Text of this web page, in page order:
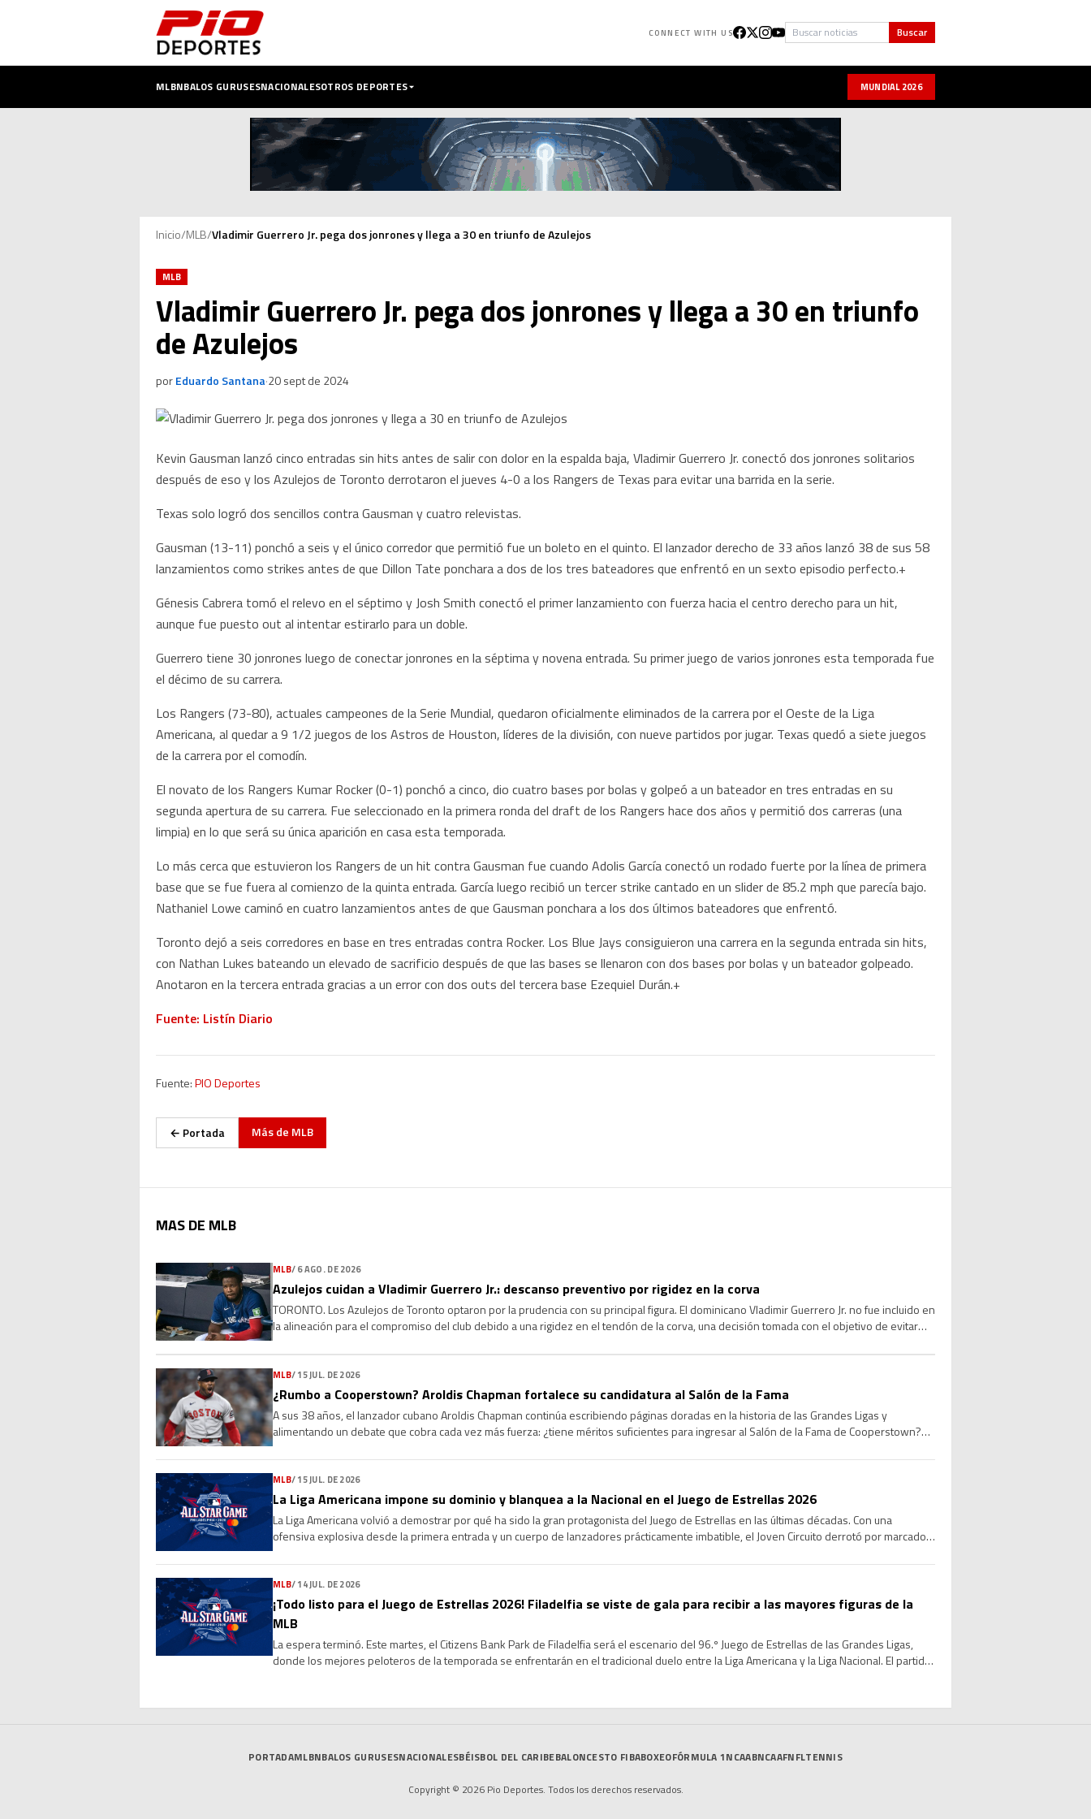
CONNECT WITH US Buscar Buscar
MLBNBALOS GURUSESNACIONALESOTROS DEPORTES MUNDIAL 2026
Inicio/MLB/Vladimir Guerrero Jr. pega dos jonrones y llega a 30 en triunfo de Azulejos
MLB
Vladimir Guerrero Jr. pega dos jonrones y llega a 30 en triunfo
de Azulejos
porEduardo Santana·20 sept de 2024
Kevin Gausman lanzó cinco entradas sin hits antes de salir con dolor en la espalda baja, Vladimir Guerrero Jr. conectó dos jonrones solitarios
después de eso y los Azulejos de Toronto derrotaron el jueves 4-0 a los Rangers de Texas para evitar una barrida en la serie.
Texas solo logró dos sencillos contra Gausman y cuatro relevistas.
Gausman (13-11) ponchó a seis y el único corredor que permitió fue un boleto en el quinto. El lanzador derecho de 33 años lanzó 38 de sus 58
lanzamientos como strikes antes de que Dillon Tate ponchara a dos de los tres bateadores que enfrentó en un sexto episodio perfecto.+
Génesis Cabrera tomó el relevo en el séptimo y Josh Smith conectó el primer lanzamiento con fuerza hacia el centro derecho para un hit,
aunque fue puesto out al intentar estirarlo para un doble.
Guerrero tiene 30 jonrones luego de conectar jonrones en la séptima y novena entrada. Su primer juego de varios jonrones esta temporada fue
el décimo de su carrera.
Los Rangers (73-80), actuales campeones de la Serie Mundial, quedaron oficialmente eliminados de la carrera por el Oeste de la Liga
Americana, al quedar a 9 1/2 juegos de los Astros de Houston, líderes de la división, con nueve partidos por jugar. Texas quedó a siete juegos
de la carrera por el comodín.
El novato de los Rangers Kumar Rocker (0-1) ponchó a cinco, dio cuatro bases por bolas y golpeó a un bateador en tres entradas en su
segunda apertura de su carrera. Fue seleccionado en la primera ronda del draft de los Rangers hace dos años y permitió dos carreras (una
limpia) en lo que será su única aparición en casa esta temporada.
Lo más cerca que estuvieron los Rangers de un hit contra Gausman fue cuando Adolis García conectó un rodado fuerte por la línea de primera
base que se fue fuera al comienzo de la quinta entrada. García luego recibió un tercer strike cantado en un slider de 85.2 mph que parecía bajo.
Nathaniel Lowe caminó en cuatro lanzamientos antes de que Gausman ponchara a los dos últimos bateadores que enfrentó.
Toronto dejó a seis corredores en base en tres entradas contra Rocker. Los Blue Jays consiguieron una carrera en la segunda entrada sin hits,
con Nathan Lukes bateando un elevado de sacrificio después de que las bases se llenaron con dos bases por bolas y un bateador golpeado.
Anotaron en la tercera entrada gracias a un error con dos outs del tercera base Ezequiel Durán.+
Fuente: Listín Diario
Fuente:PIO Deportes
← Portada Más de MLB
MAS DE MLB
MLB/6 AGO. DE 2026
Azulejos cuidan a Vladimir Guerrero Jr.: descanso preventivo por rigidez en la corva
TORONTO. Los Azulejos de Toronto optaron por la prudencia con su principal figura. El dominicano Vladimir Guerrero Jr. no fue incluido en
la alineación para el compromiso del club debido a una rigidez en el tendón de la corva, una decisión tomada con el objetivo de evitar
MLB/15 JUL. DE 2026
¿Rumbo a Cooperstown? Aroldis Chapman fortalece su candidatura al Salón de la Fama
A sus 38 años, el lanzador cubano Aroldis Chapman continúa escribiendo páginas doradas en la historia de las Grandes Ligas y
alimentando un debate que cobra cada vez más fuerza: ¿tiene méritos suficientes para ingresar al Salón de la Fama de Cooperstown?
MLB/15 JUL. DE 2026
La Liga Americana impone su dominio y blanquea a la Nacional en el Juego de Estrellas 2026
La Liga Americana volvió a demostrar por qué ha sido la gran protagonista del Juego de Estrellas en las últimas décadas. Con una
ofensiva explosiva desde la primera entrada y un cuerpo de lanzadores prácticamente imbatible, el Joven Circuito derrotó por marcador
MLB/14 JUL. DE 2026
¡Todo listo para el Juego de Estrellas 2026! Filadelfia se viste de gala para recibir a las mayores figuras de la
MLB
La espera terminó. Este martes, el Citizens Bank Park de Filadelfia será el escenario del 96.º Juego de Estrellas de las Grandes Ligas,
donde los mejores peloteros de la temporada se enfrentarán en el tradicional duelo entre la Liga Americana y la Liga Nacional. El partido
PORTADAMLBNBALOS GURUSESNACIONALESBÉISBOL DEL CARIBEBALONCESTO FIBABOXEOFÓRMULA 1NCAABNCAAFNFLTENNIS
Copyright © 2026 Pio Deportes. Todos los derechos reservados.